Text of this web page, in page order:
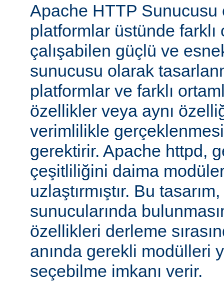
Apache HTTP Sunucusu
platformlar üstünde farklı
çalışabilen güçlü ve
sunucusu olarak
platformlar ve farklı
özellikler veya aynı
verimlilikle
gerektirir. Apache httpd,
çeşitliliğini daima
uzlaştırmıştır. Bu
sunucularında
özellikleri derleme
anında gerekli modülleri
seçebilme imkanı verir.